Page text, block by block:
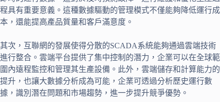
程具有重要意義。這種數據驅動的管理模式不僅能夠降低運行成
本，還能提高產品質量和客戶滿意度。
其次，互聯網的發展使得分散的SCADA系統能夠通過雲端技術
進行整合。雲端平台提供了集中控制的潛力，企業可以在全球範
圍內遠程監控和管理其生產設備。此外，雲端儲存和計算能力的
提升，也讓大數據分析成為可能，企業可透過分析歷史運行數
據，識別潛在問題和市場趨勢，進一步提升競爭優勢。